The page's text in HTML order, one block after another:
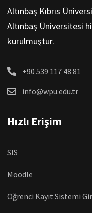
Altınbaş Kıbrıs
Altınbaş Üniversitesi
kurulmuştur.
+90 539 117 48 81
info@wpu.edu.tr
Hızlı Erişim
SIS
Moodle
Öğrenci Kayıt Sistemi